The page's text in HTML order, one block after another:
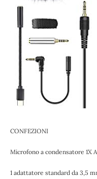
CONFEZIONI
Microfono a condensatore 1X
1 adattatore standard da 3,5